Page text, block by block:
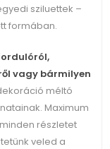
sziluettek –
formában.
vagy bármilyen
méltó
Maximum
részletet
veled a